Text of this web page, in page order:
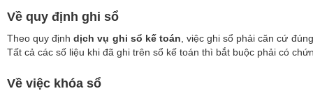
Về quy định ghi sổ
Theo quy địnhdịch vụ ghi sổ kế toán , việc ghi sổ phải căn cứ
Tất cả các số liệu khi đã ghi trên sổ kế toán thì bắt buộc phải có
Về việc khóa sổ